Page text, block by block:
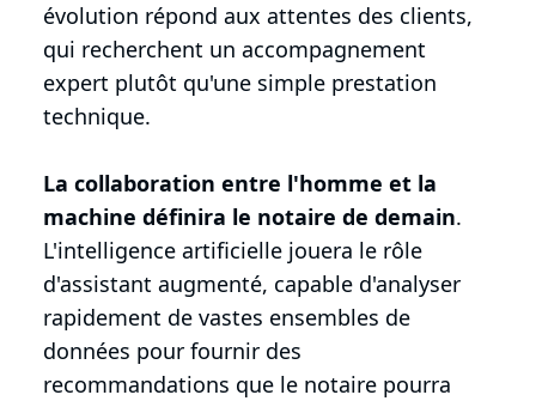
évolution répond aux attentes des clients,
qui recherchent un accompagnement
expert plutôt qu'une simple prestation
technique.
La collaboration entre l'homme et la
machine définira le notaire de demain.
L'intelligence artificielle jouera le rôle
d'assistant augmenté, capable d'analyser
rapidement de vastes ensembles de
données pour fournir des
recommandations que le notaire pourra